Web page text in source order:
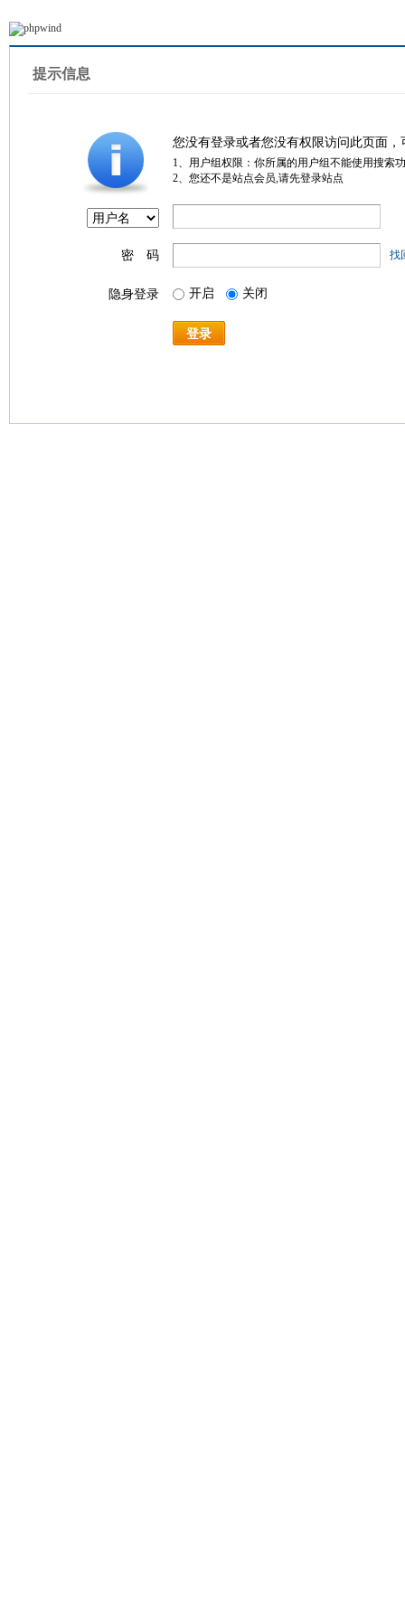
提示信息
您没有登录或者您没有权限访问此页面
1、用户组权限：你所属的用户组不能使用搜索
2、您还不是站点会员,请先登录站点
密 码 找
隐身登录 开启 关闭
登录